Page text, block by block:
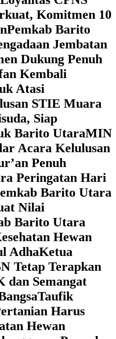
Komitmen 10
Pemkab Barito
Jembatan
Dukung Penuh
Kembali
Atasi
STIE Muara
Siap
Barito UtaraMIN
Acara Kelulusan
Penuh
Peringatan Hari
Barito Utara
Nilai
Barito Utara
Hewan
AdhaKetua
Tetap Terapkan
Semangat
Taufik
Harus
Hewan